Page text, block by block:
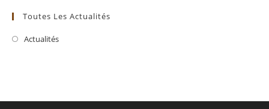
Toutes Les Actualités
Actualités